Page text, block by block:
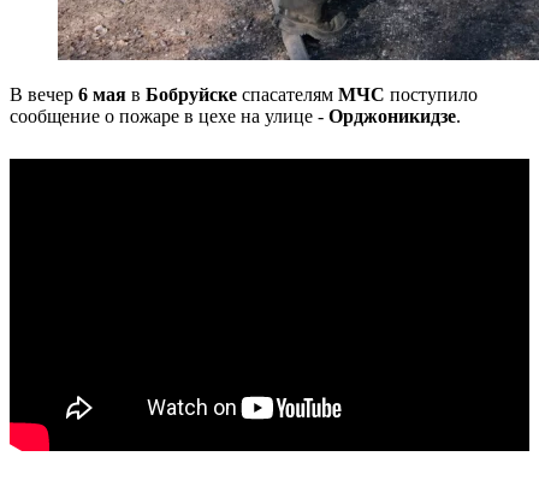
В вечер 6 мая в Бобруйске спасателям МЧС поступило
сообщение о пожаре в цехе на улице - Орджоникидзе.